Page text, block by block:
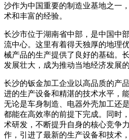
沙作为中国重要的制造业基地之一
术和丰富的经验。
长沙市位于湖南省中部，是中国中
流中心。这里有着得天独厚的地理
械产品的生产提供了良好的基础。
发展壮大，成为推动当地经济发展
长沙的钣金加工企业以高品质的产
进的生产设备和精湛的技术水平，
无论是车身制造、电器外壳加工还
都能在高效率的前提下完成。同时
术研发，不断提升自身的核心竞争
作，引进了最新的生产设备和技术